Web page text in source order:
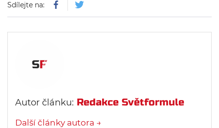
Sdílejte na:
Autor článku: Redakce Světformule
Další články autora →